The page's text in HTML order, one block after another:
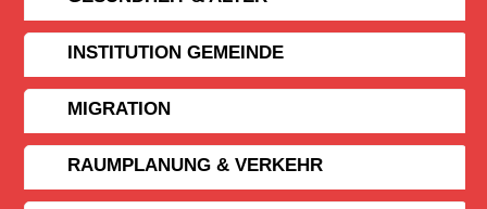
INSTITUTION GEMEINDE
MIGRATION
RAUMPLANUNG & VERKEHR